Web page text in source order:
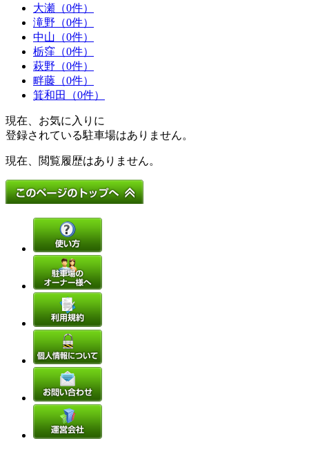
大瀬（0件）
滝野（0件）
中山（0件）
栃窪（0件）
萩野（0件）
畔藤（0件）
箕和田（0件）
現在、お気に入りに
登録されている駐車場はありません。
現在、閲覧履歴はありません。